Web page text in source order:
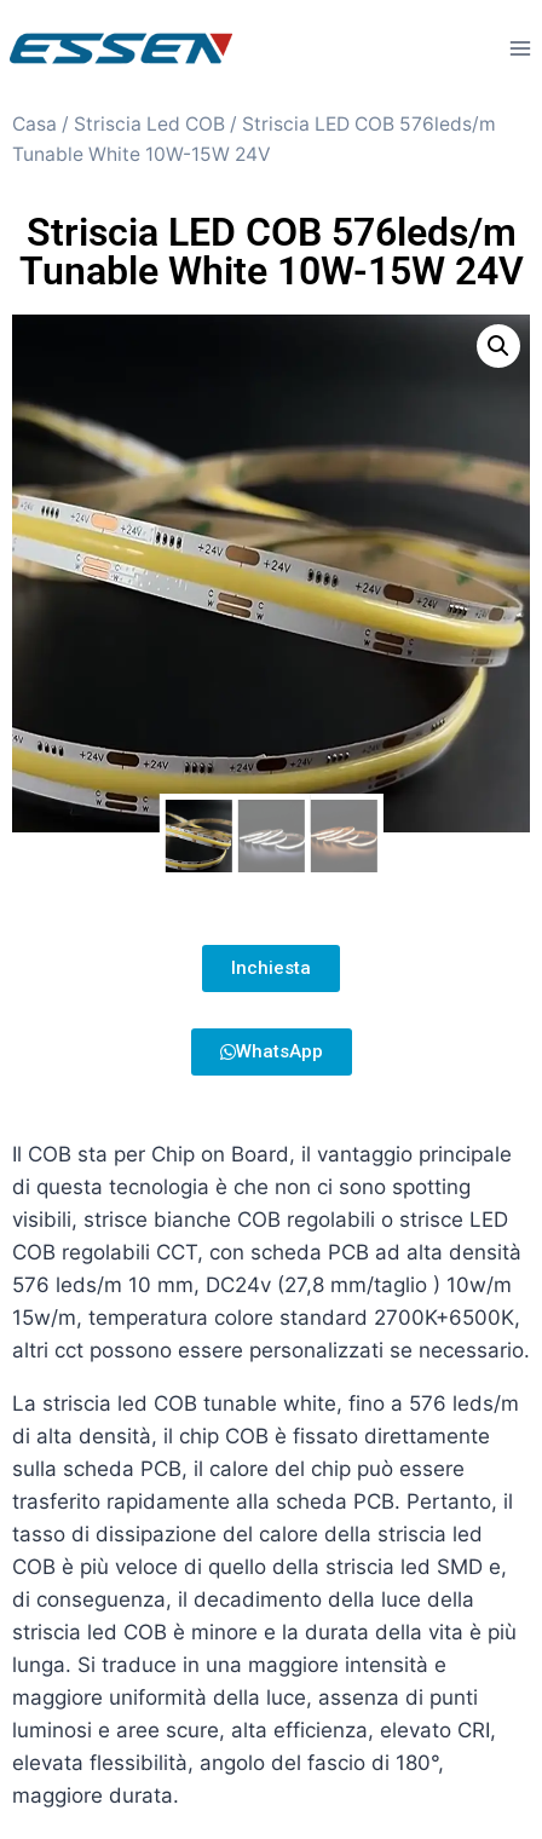
Casa / Striscia Led COB / Striscia LED COB 576leds/m
Tunable White 10W-15W 24V
Striscia LED COB 576leds/m
Tunable White 10W-15W 24V
Inchiesta
WhatsApp
Il COB sta per Chip on Board, il vantaggio principale
di questa tecnologia è che non ci sono spotting
visibili, strisce bianche COB regolabili o strisce LED
COB regolabili CCT, con scheda PCB ad alta densità
576 leds/m 10 mm, DC24v (27,8 mm/taglio ) 10w/m
15w/m, temperatura colore standard 2700K+6500K,
altri cct possono essere personalizzati se necessario.
La striscia led COB tunable white, fino a 576 leds/m
di alta densità, il chip COB è fissato direttamente
sulla scheda PCB, il calore del chip può essere
trasferito rapidamente alla scheda PCB. Pertanto, il
tasso di dissipazione del calore della striscia led
COB è più veloce di quello della striscia led SMD e,
di conseguenza, il decadimento della luce della
striscia led COB è minore e la durata della vita è più
lunga. Si traduce in una maggiore intensità e
maggiore uniformità della luce, assenza di punti
luminosi e aree scure, alta efficienza, elevato CRI,
elevata flessibilità, angolo del fascio di 180°,
maggiore durata.